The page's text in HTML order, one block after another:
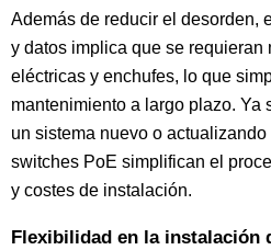
Además de reducir el desorden,
y datos implica que se requieran
eléctricas y enchufes, lo que
mantenimiento a largo plazo. Ya
un sistema nuevo o
switches PoE simplifican el
y costes de instalación.
Flexibilidad en la instalación